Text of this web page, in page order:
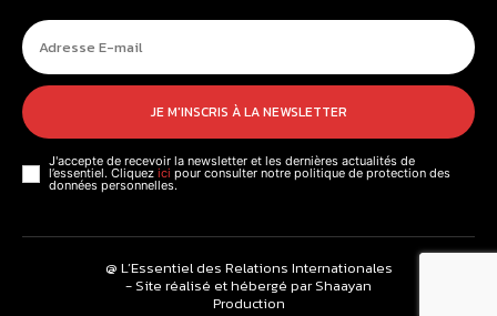
JE M'INSCRIS À LA NEWSLETTER
J'accepte de recevoir la newsletter et les dernières actualités de
l’essentiel. Cliquez ici pour consulter notre politique de protection des
données personnelles.
@ L’Essentiel des Relations Internationales
- Site réalisé et hébergé par Shaayan
Production